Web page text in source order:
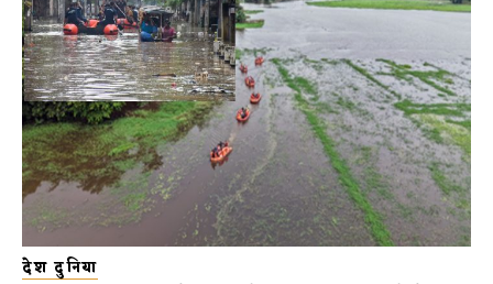
देश दुनिया